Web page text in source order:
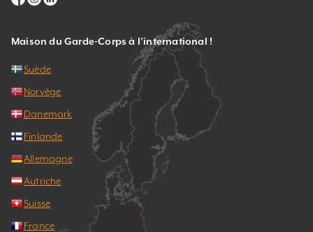
Maison du Garde-Corps à l’international !
Suède
Norvège
Danemark
Finlande
Allemagne
Autriche
Suisse
France